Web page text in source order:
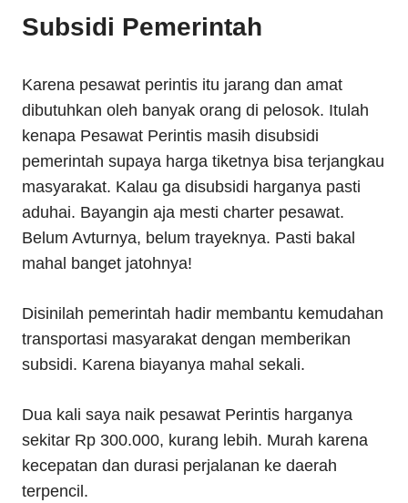
Subsidi Pemerintah
Karena pesawat perintis itu jarang dan amat
dibutuhkan oleh banyak orang di pelosok. Itulah
kenapa Pesawat Perintis masih disubsidi
pemerintah supaya harga tiketnya bisa terjangkau
masyarakat. Kalau ga disubsidi harganya pasti
aduhai. Bayangin aja mesti charter pesawat.
Belum Avturnya, belum trayeknya. Pasti bakal
mahal banget jatohnya!
Disinilah pemerintah hadir membantu kemudahan
transportasi masyarakat dengan memberikan
subsidi. Karena biayanya mahal sekali.
Dua kali saya naik pesawat Perintis harganya
sekitar Rp 300.000, kurang lebih. Murah karena
kecepatan dan durasi perjalanan ke daerah
terpencil.